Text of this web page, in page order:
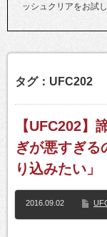
ッシュクリアをお試
タグ：UFC202
【UFC202】
ぎが悪すぎる
り込みたい」
2016.09.02